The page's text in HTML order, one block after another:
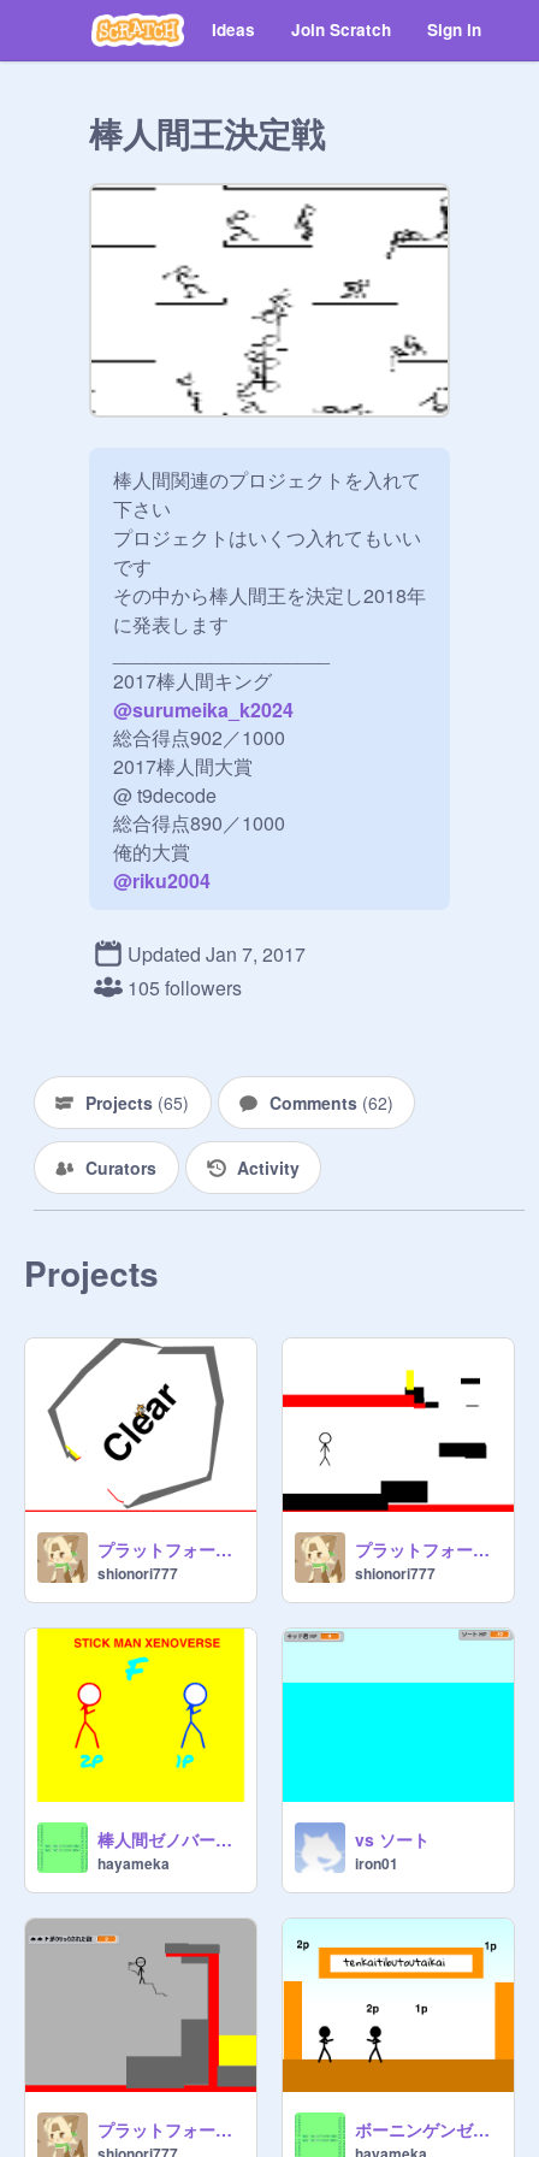
Ideas Join Scratch Sign in
棒人間王決定戦
棒人間関連のプロジェクトを入れて
下さい
プロジェクトはいくつ入れてもいい
です
その中から棒人間王を決定し2018年
に発表します
2017棒人間キング
@surumeika_k2024
総合得点902／1000
2017棒人間大賞
@ t9decode
総合得点890／1000
@riku2004
Updated Jan 7, 2017
105 followers
Projects (65) Comments (62)
Curators Activity
Projects
プラットフォーマー？2
shionori777
プラットフォーマー？3
shionori777
棒人間ゼノバース F
hayameka
vs ソート
iron01
プラットフォーマー?1 Platformer? ボーニンゲンゼノバース5